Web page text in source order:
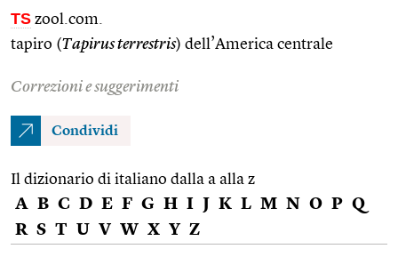
TS zool.com.
tapiro (Tapirus terrestris) dell’America centrale
Correzioni e suggerimenti
Condividi
Il dizionario di italiano dalla a alla z
A B C D E F G H I J K L M N O P Q
R S T U V W X Y Z